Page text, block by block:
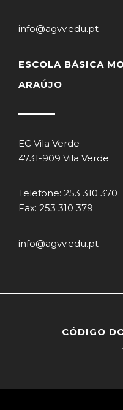
info@agvv.edu.pt
ESCOLA BÁSICA
ARAÚJO
EC Vila Verde
4731-909 Vila Verde
Telefone: 253 310 370
Fax: 253 310 379
info@agvv.edu.pt
CÓDIGO